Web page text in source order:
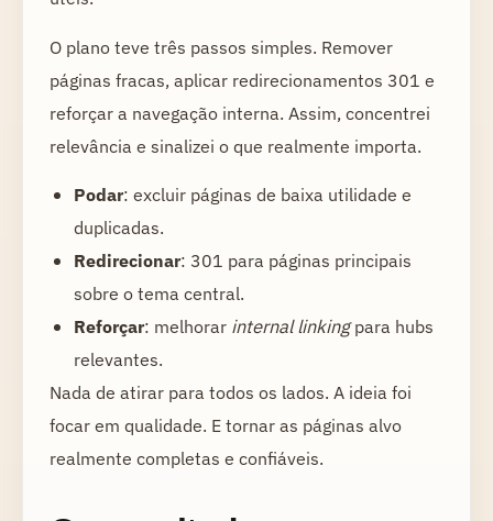
O plano teve três passos simples. Remover
páginas fracas, aplicar redirecionamentos 301 e
reforçar a navegação interna. Assim, concentrei
relevância e sinalizei o que realmente importa.
Podar: excluir páginas de baixa utilidade e
duplicadas.
Redirecionar: 301 para páginas principais
sobre o tema central.
Reforçar: melhorar internal linkingpara hubs
relevantes.
Nada de atirar para todos os lados. A ideia foi
focar em qualidade. E tornar as páginas alvo
realmente completas e confiáveis.